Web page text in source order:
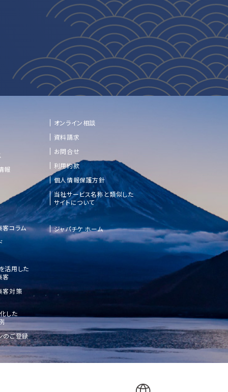
報
客コラム
活用した
客
客対策
した
のご登録
オンライン相談
資料請求
お問合せ
利用約款
個人情報保護方針
当社サービス名称と類似した
サイトについて
ジャパチケ ホーム